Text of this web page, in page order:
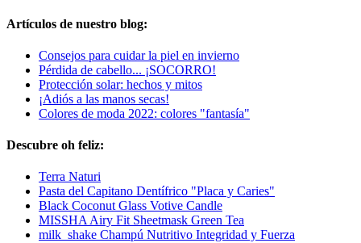
Artículos de nuestro blog:
Consejos para cuidar la piel en invierno
Pérdida de cabello... ¡SOCORRO!
Protección solar: hechos y mitos
¡Adiós a las manos secas!
Colores de moda 2022: colores "fantasía"
Descubre oh feliz:
Terra Naturi
Pasta del Capitano Dentífrico "Placa y Caries"
Black Coconut Glass Votive Candle
MISSHA Airy Fit Sheetmask Green Tea
milk_shake Champú Nutritivo Integridad y Fuerza